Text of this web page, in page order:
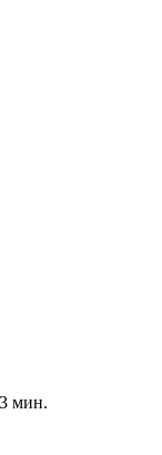
мин.